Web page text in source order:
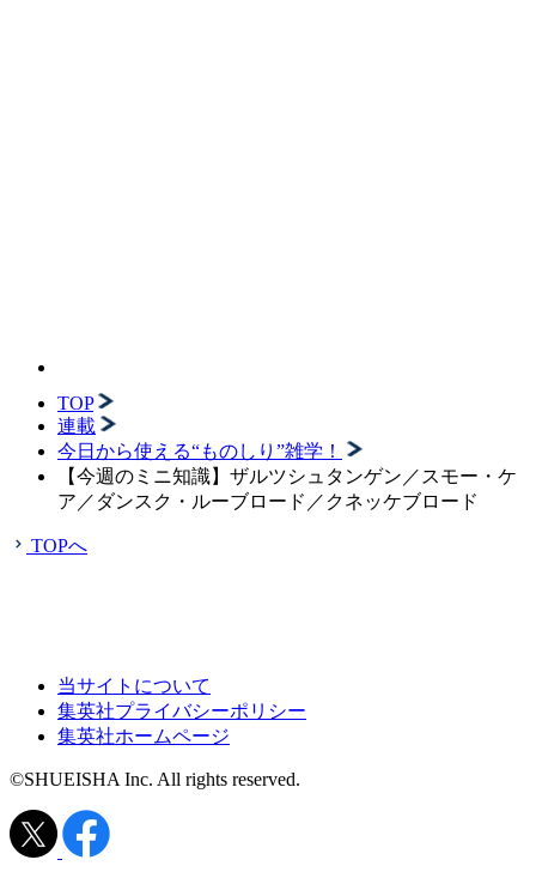
TOP
連載
今日から使える“ものしり”雑学！
【今週のミニ知識】ザルツシュタンゲン／スモー・ケ
ア／ダンスク・ルーブロード／クネッケブロード
TOPへ
当サイトについて
集英社プライバシーポリシー
集英社ホームページ
©SHUEISHA Inc. All rights reserved.